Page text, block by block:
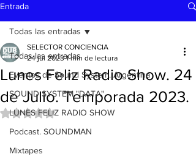
Entrada
Todas las entradas
Eventos de Sound System. Argentina
SOUND SYSTEM "DATA"
LUNES FELIZ RADIO SHOW
Podcast. SOUNDMAN
Mixtapes
Todas las entradas
Lunes Feliz Radio Show. 24
de Julio. Temporada 2023.
SELECTOR CONCIENCIA
24 jul 2023 1 min de lectura
Obtuvo NaN de 5 estrellas.